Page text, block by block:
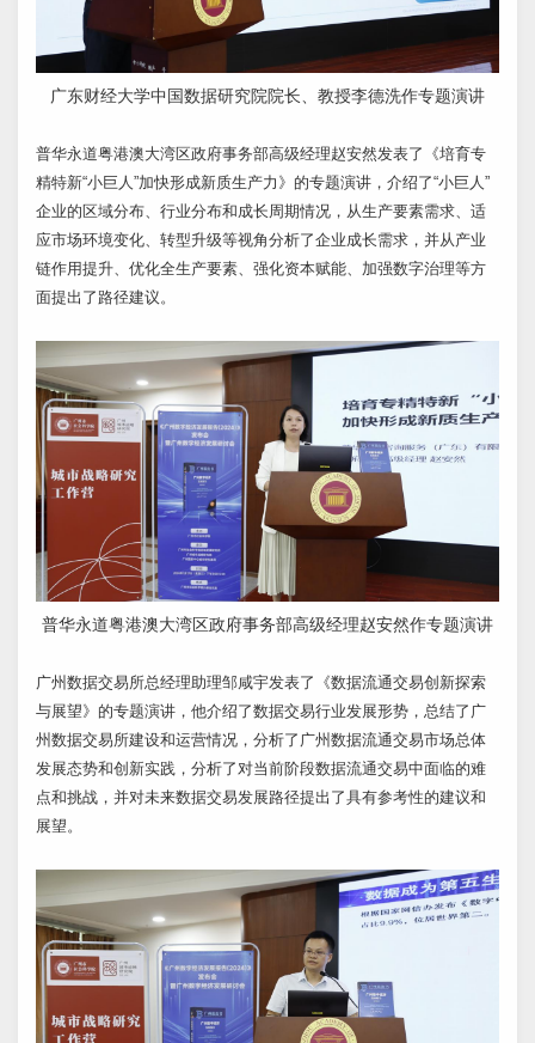
广东财经大学中国数据研究院院长、教授李德洗作专题演讲
普华永道粤港澳大湾区政府事务部高级经理赵安然发表了《培育专
精特新“小巨人”加快形成新质生产力》的专题演讲，介绍了“小巨人”
企业的区域分布、行业分布和成长周期情况，从生产要素需求、适
应市场环境变化、转型升级等视角分析了企业成长需求，并从产业
链作用提升、优化全生产要素、强化资本赋能、加强数字治理等方
面提出了路径建议。
普华永道粤港澳大湾区政府事务部高级经理赵安然作专题演讲
广州数据交易所总经理助理邹咸宇发表了《数据流通交易创新探索
与展望》的专题演讲，他介绍了数据交易行业发展形势，总结了广
州数据交易所建设和运营情况，分析了广州数据流通交易市场总体
发展态势和创新实践，分析了对当前阶段数据流通交易中面临的难
点和挑战，并对未来数据交易发展路径提出了具有参考性的建议和
展望。